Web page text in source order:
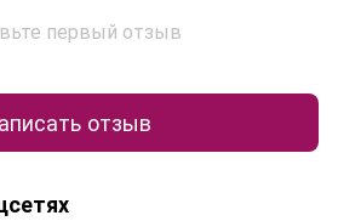
первый отзыв
отзыв